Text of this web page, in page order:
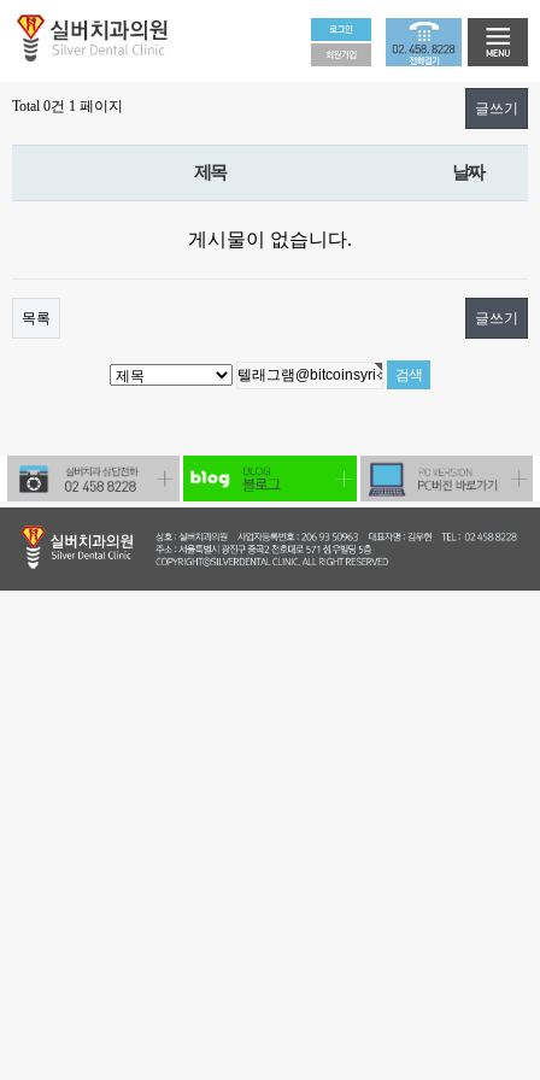
Total 0건 1 페이지 글쓰기
제목 날짜
게시물이 없습니다.
목록 글쓰기